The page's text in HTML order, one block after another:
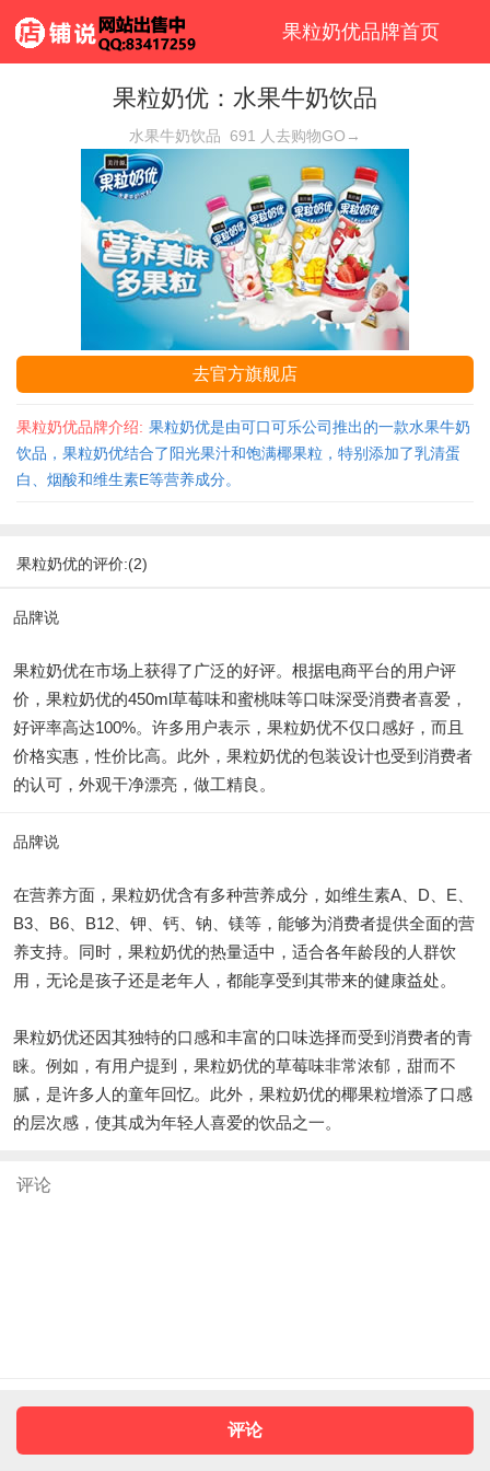
果粒奶优品牌首页
果粒奶优：水果牛奶饮品
水果牛奶饮品 691 人去购物GO→
去官方旗舰店
果粒奶优品牌介绍: 果粒奶优是由可口可乐公司推出的一款水果牛奶
饮品，果粒奶优结合了阳光果汁和饱满椰果粒，特别添加了乳清蛋
白、烟酸和维生素E等营养成分。
果粒奶优的评价:(2)
品牌说
果粒奶优在市场上获得了广泛的好评。根据电商平台的用户评
价，果粒奶优的450ml草莓味和蜜桃味等口味深受消费者喜爱，
好评率高达100%。许多用户表示，果粒奶优不仅口感好，而且
价格实惠，性价比高。此外，果粒奶优的包装设计也受到消费者
的认可，外观干净漂亮，做工精良。
品牌说
在营养方面，果粒奶优含有多种营养成分，如维生素A、D、E、
B3、B6、B12、钾、钙、钠、镁等，能够为消费者提供全面的营
养支持。同时，果粒奶优的热量适中，适合各年龄段的人群饮
用，无论是孩子还是老年人，都能享受到其带来的健康益处。
果粒奶优还因其独特的口感和丰富的口味选择而受到消费者的青
睐。例如，有用户提到，果粒奶优的草莓味非常浓郁，甜而不
腻，是许多人的童年回忆。此外，果粒奶优的椰果粒增添了口感
的层次感，使其成为年轻人喜爱的饮品之一。
评论